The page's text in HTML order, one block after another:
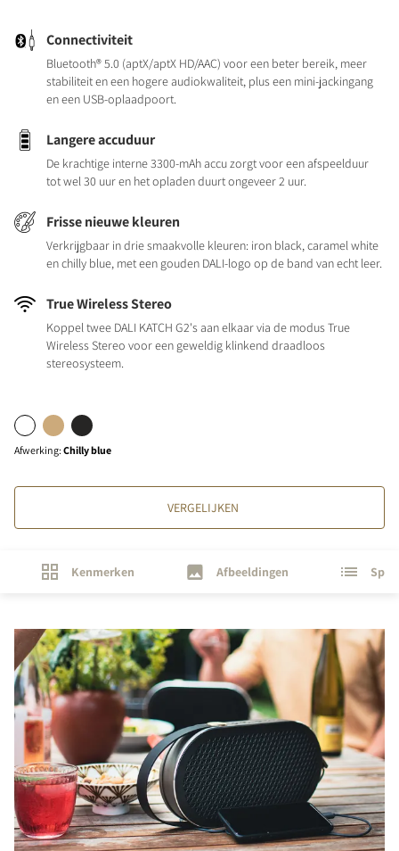
Connectiviteit
Bluetooth® 5.0 (aptX/aptX HD/AAC) voor een beter bereik, meer
stabiliteit en een hogere audiokwaliteit, plus een mini-jackingang
en een USB-oplaadpoort.
Langere accuduur
De krachtige interne 3300-mAh accu zorgt voor een afspeelduur
tot wel 30 uur en het opladen duurt ongeveer 2 uur.
Frisse nieuwe kleuren
Verkrijgbaar in drie smaakvolle kleuren: iron black, caramel white
en chilly blue, met een gouden DALI-logo op de band van echt leer.
True Wireless Stereo
Koppel twee DALI KATCH G2's aan elkaar via de modus True
Wireless Stereo voor een geweldig klinkend draadloos
stereosysteem.
Afwerking: Chilly blue
VERGELIJKEN
Kenmerken Afbeeldingen